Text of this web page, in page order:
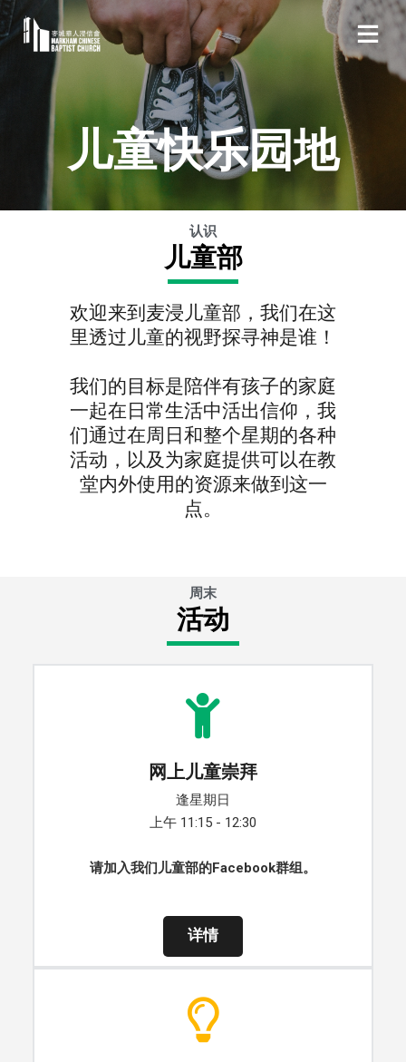
儿童快乐园地
认识
儿童部
欢迎来到麦浸儿童部，我们在这
里透过儿童的视野探寻神是谁！
我们的目标是陪伴有孩子的家庭
一起在日常生活中活出信仰，我
们通过在周日和整个星期的各种
活动，以及为家庭提供可以在教
堂内外使用的资源来做到这一
点。
周末
活动
网上儿童崇拜
逢星期日
上午 11:15 - 12:30
请加入我们儿童部的Facebook群组。
详情